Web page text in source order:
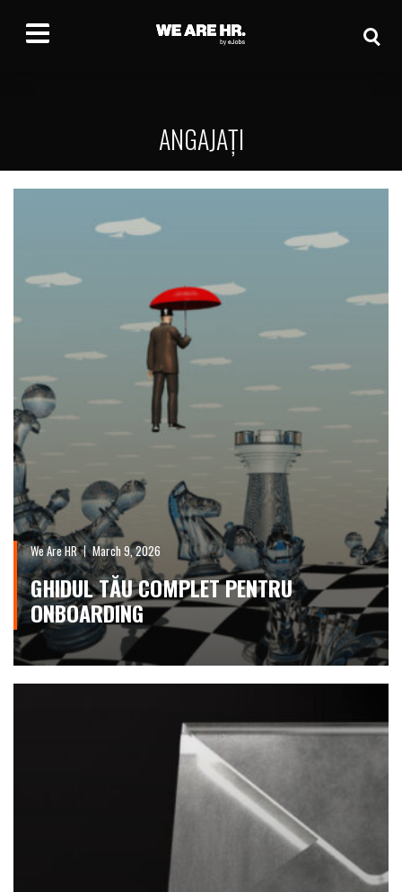
ANGAJAȚI
We Are HR March 9, 2026
GHIDUL TĂU COMPLET PENTRU
ONBOARDING